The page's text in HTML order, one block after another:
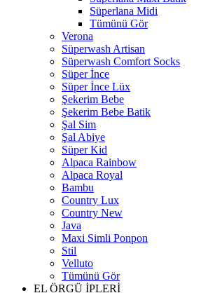
Süperlana Midi
Tümünü Gör
Verona
Süperwash Artisan
Süperwash Comfort Socks
Süper İnce
Süper İnce Lüx
Şekerim Bebe
Şekerim Bebe Batik
Şal Sim
Şal Abiye
Süper Kid
Alpaca Rainbow
Alpaca Royal
Bambu
Country Lux
Country New
Java
Maxi Simli Ponpon
Stil
Velluto
Tümünü Gör
EL ÖRGÜ İPLERİ